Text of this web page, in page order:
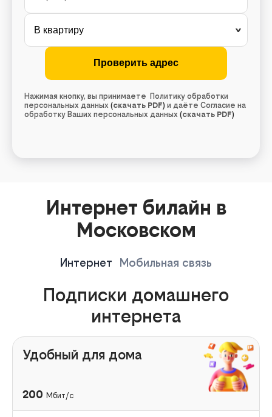
Нажимая кнопку, вы принимаете Политику обработки
персональных данных (скачать PDF) и даёте Согласие на
обработку Ваших персональных данных (скачать PDF)
Интернет билайн в
Московском
Интернет Мобильная связь
Подписки домашнего
интернета
Удобный для дома
200 Мбит/с